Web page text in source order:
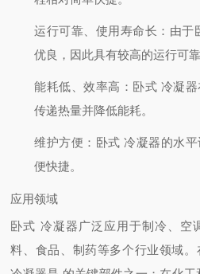
运行可靠、使用寿命长 ：由
优良，因此具有较高的运行可
能耗低、效率高 ：卧式 冷凝
传递热量并降低能耗。
维护方便 ：卧式 冷凝器的水
便快捷。
应用领域
卧式 冷凝器广泛应用于制冷、空
料、食品、制药等多个行业领域